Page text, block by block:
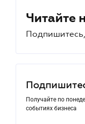
Читайте
Подпишитесь,
Получайте по
событиях бизнеса